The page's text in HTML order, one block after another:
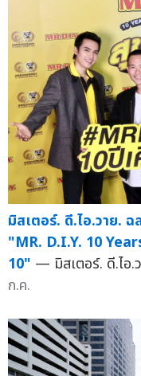
มิสเตอร์. ดี.ไอ.วาย.
"MR. D.I.Y. 10
10" — มิสเตอร์. ดี.ไอ.
ก.ค.